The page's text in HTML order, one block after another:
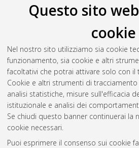
Questo sito
cookie
Nel nostro sito utilizziamo sia cookie
funzionamento, sia cookie e altri
facoltativi che potrai attivare solo con il
Cookie e altri strumenti di
analisi statistiche, misure sull'efficacia
istituzionale e analisi dei
Se chiudi questo banner continuerai la
cookie necessari.
Puoi esprimere il consenso sui cookie
Gestione del
Atom